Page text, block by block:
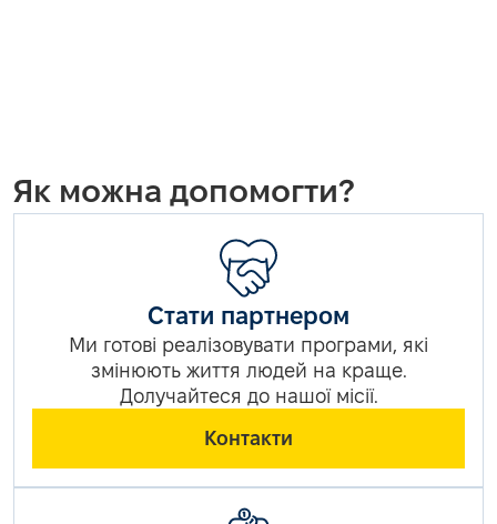
Як можна допомогти?
Стати партнером
Ми готові реалізовувати програми, які
змінюють життя людей на краще.
Долучайтеся до нашої місії.
Контакти